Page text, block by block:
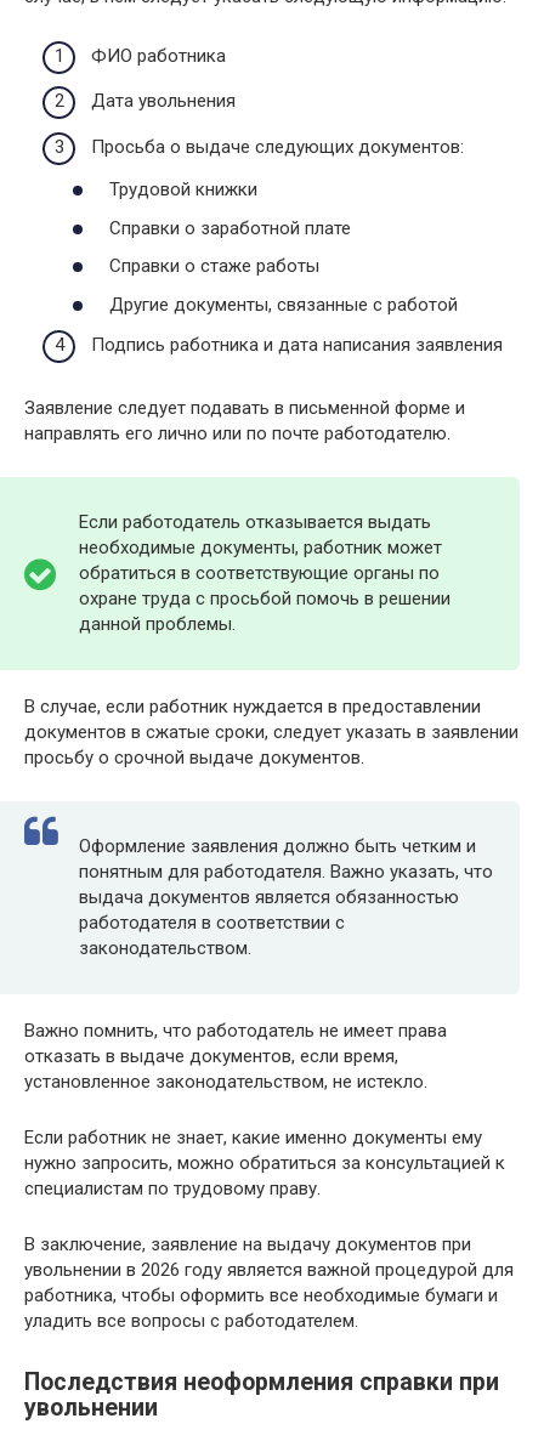
ФИО работника
Дата увольнения
Просьба о выдаче следующих документов:
Трудовой книжки
Справки о заработной плате
Справки о стаже работы
Другие документы, связанные с работой
Подпись работника и дата написания заявления
Заявление следует подавать в письменной форме и
направлять его лично или по почте работодателю.
Если работодатель отказывается выдать
необходимые документы, работник может
обратиться в соответствующие органы по
охране труда с просьбой помочь в решении
данной проблемы.
В случае, если работник нуждается в предоставлении
документов в сжатые сроки, следует указать в заявлении
просьбу о срочной выдаче документов.
Оформление заявления должно быть четким и
понятным для работодателя. Важно указать, что
выдача документов является обязанностью
работодателя в соответствии с
законодательством.
Важно помнить, что работодатель не имеет права
отказать в выдаче документов, если время,
установленное законодательством, не истекло.
Если работник не знает, какие именно документы ему
нужно запросить, можно обратиться за консультацией к
специалистам по трудовому праву.
В заключение, заявление на выдачу документов при
увольнении в 2026 году является важной процедурой для
работника, чтобы оформить все необходимые бумаги и
уладить все вопросы с работодателем.
Последствия неоформления справки при
увольнении